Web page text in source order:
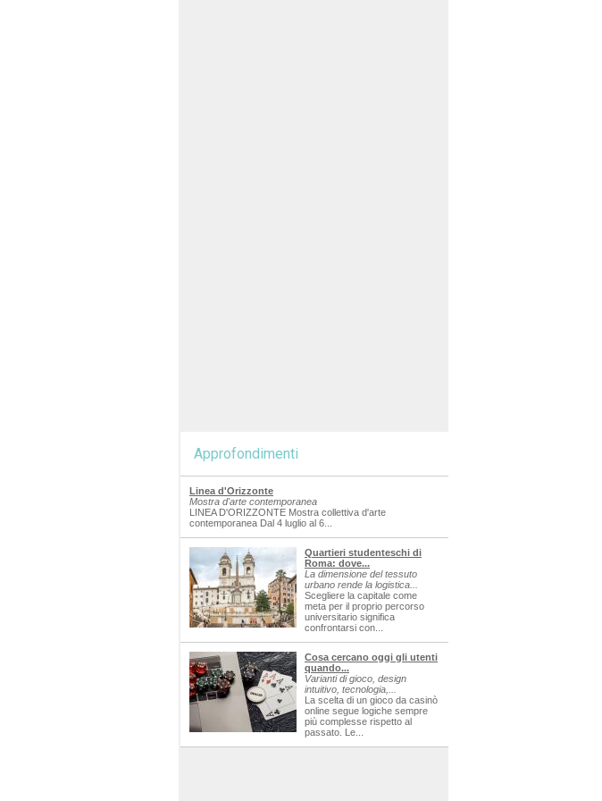
Approfondimenti
Linea d'Orizzonte
Mostra d'arte contemporanea
LINEA D'ORIZZONTE Mostra collettiva d'arte
contemporanea Dal 4 luglio al 6...
Quartieri studenteschi di
Roma: dove...
La dimensione del tessuto
urbano rende la logistica...
Scegliere la capitale come
meta per il proprio percorso
universitario significa
confrontarsi con...
Cosa cercano oggi gli utenti
quando...
Varianti di gioco, design
intuitivo, tecnologia,...
La scelta di un gioco da casinò
online segue logiche sempre
più complesse rispetto al
passato. Le...